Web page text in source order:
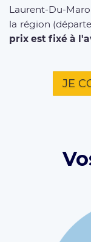
Laurent-Du-
la région
prix est fixé à
JE